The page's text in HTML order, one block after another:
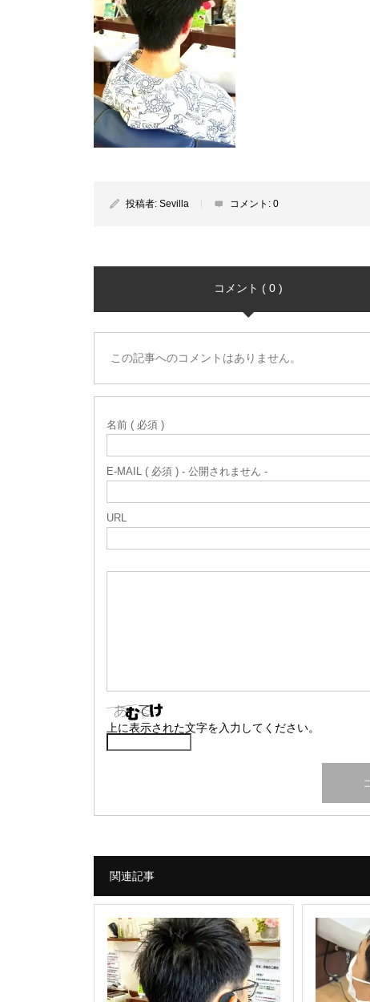
投稿者: Sevilla コメント: 0
コメント ( 0 )
この記事へのコメントはありません。
名前 ( 必須 )
E-MAIL ( 必須 ) - 公開されません -
URL
上に表示された文字を入力してください。
関連記事